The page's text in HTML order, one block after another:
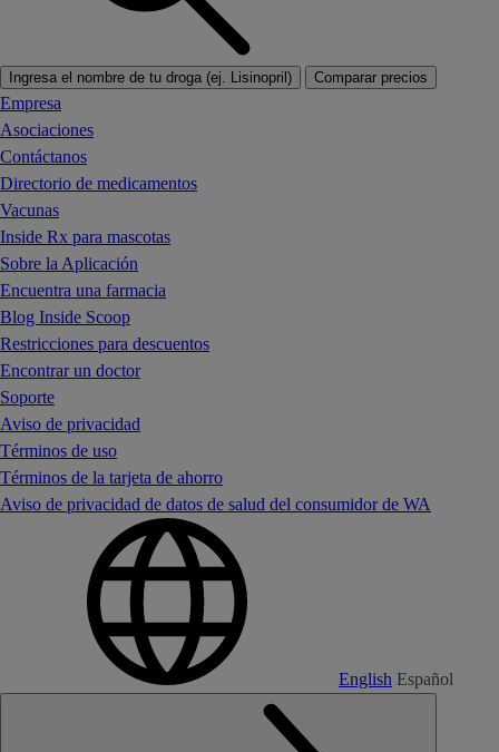
Ingresa el nombre de tu droga (ej. Lisinopril) Comparar precios
Empresa
Asociaciones
Contáctanos
Directorio de medicamentos
Vacunas
Inside Rx para mascotas
Sobre la Aplicación
Encuentra una farmacia
Blog Inside Scoop
Restricciones para descuentos
Encontrar un doctor
Soporte
Aviso de privacidad
Términos de uso
Términos de la tarjeta de ahorro
Aviso de privacidad de datos de salud del consumidor de WA
English Español